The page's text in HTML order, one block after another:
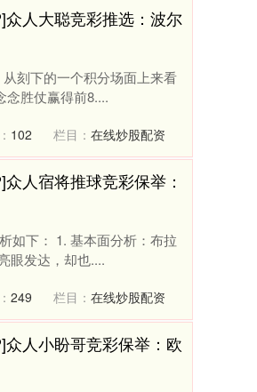
人大聪竞彩推选：波尔
刻下的一个积分场面上来看
念胜仗赢得前8....
102 栏目： 在线炒股配资
人宿将推球竞彩保举：
如下： 1. 基本面分析：布拉
眼发达，却也....
249 栏目： 在线炒股配资
人小盼哥竞彩保举：欧